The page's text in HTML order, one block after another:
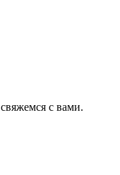
с вами.